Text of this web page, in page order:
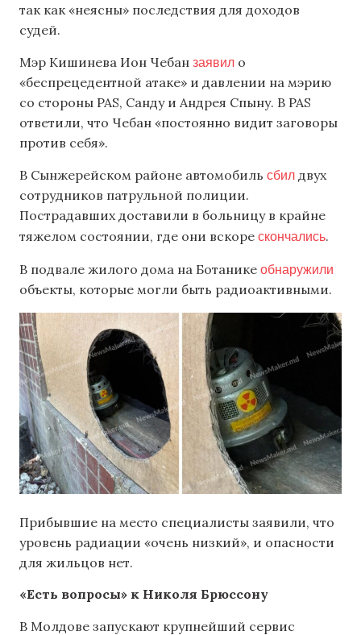
так как «неясны» последствия для доходов
судей.
Мэр Кишинева Ион Чебан заявил о
«беспрецедентной атаке» и давлении на мэрию
со стороны PAS, Санду и Андрея Спыну. В PAS
ответили, что Чебан «постоянно видит заговоры
против себя».
В Сынжерейском районе автомобиль сбил двух
сотрудников патрульной полиции.
Пострадавших доставили в больницу в крайне
тяжелом состоянии, где они вскоре скончались.
В подвале жилого дома на Ботанике обнаружили
объекты, которые могли быть радиоактивными.
Прибывшие на место специалисты заявили, что
уровень радиации «очень низкий», и опасности
для жильцов нет.
«Есть вопросы» к Николя Брюссону
В Молдове запускают крупнейший сервис